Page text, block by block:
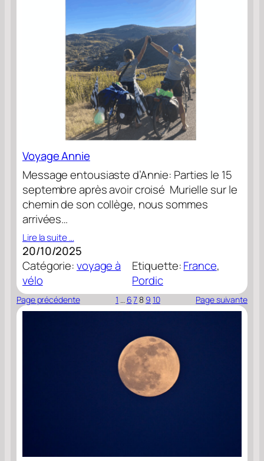
Voyage Annie
Message entousiaste d’Annie: Parties le 15
septembre après avoir croisé Murielle sur le
chemin de son collège, nous sommes
arrivées…
Lire la suite …
20/10/2025
Catégorie:voyage à
vélo
Etiquette:France
Pordic
Page précédente 1 … 67 8 9 10 Page suivante